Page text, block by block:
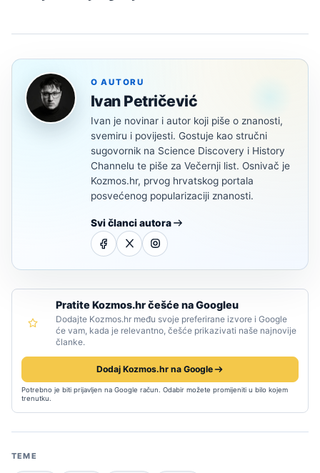
O AUTORU
Ivan Petričević
Ivan je novinar i autor koji piše o znanosti,
svemiru i povijesti. Gostuje kao stručni
sugovornik na Science Discovery i History
Channelu te piše za Večernji list. Osnivač je
Kozmos.hr, prvog hrvatskog portala
posvećenog popularizaciji znanosti.
Svi članci autora
Pratite Kozmos.hr češće na Googleu
Dodajte Kozmos.hr među svoje preferirane izvore i Google
će vam, kada je relevantno, češće prikazivati naše najnovije
članke.
Dodaj Kozmos.hr na Google
Potrebno je biti prijavljen na Google račun. Odabir možete promijeniti u bilo kojem
trenutku.
TEME